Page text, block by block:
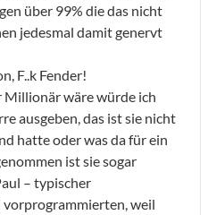
über 99% die das nicht
jedesmal damit genervt
F..k Fender!
Millionär wäre würde ich
ausgeben, das ist sie nicht
hatte oder was da für ein
ist sie sogar
– typischer
weil